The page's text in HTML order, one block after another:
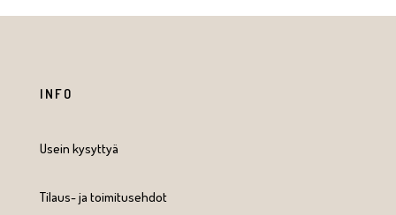
INFO
Usein kysyttyä
Tilaus- ja toimitusehdot